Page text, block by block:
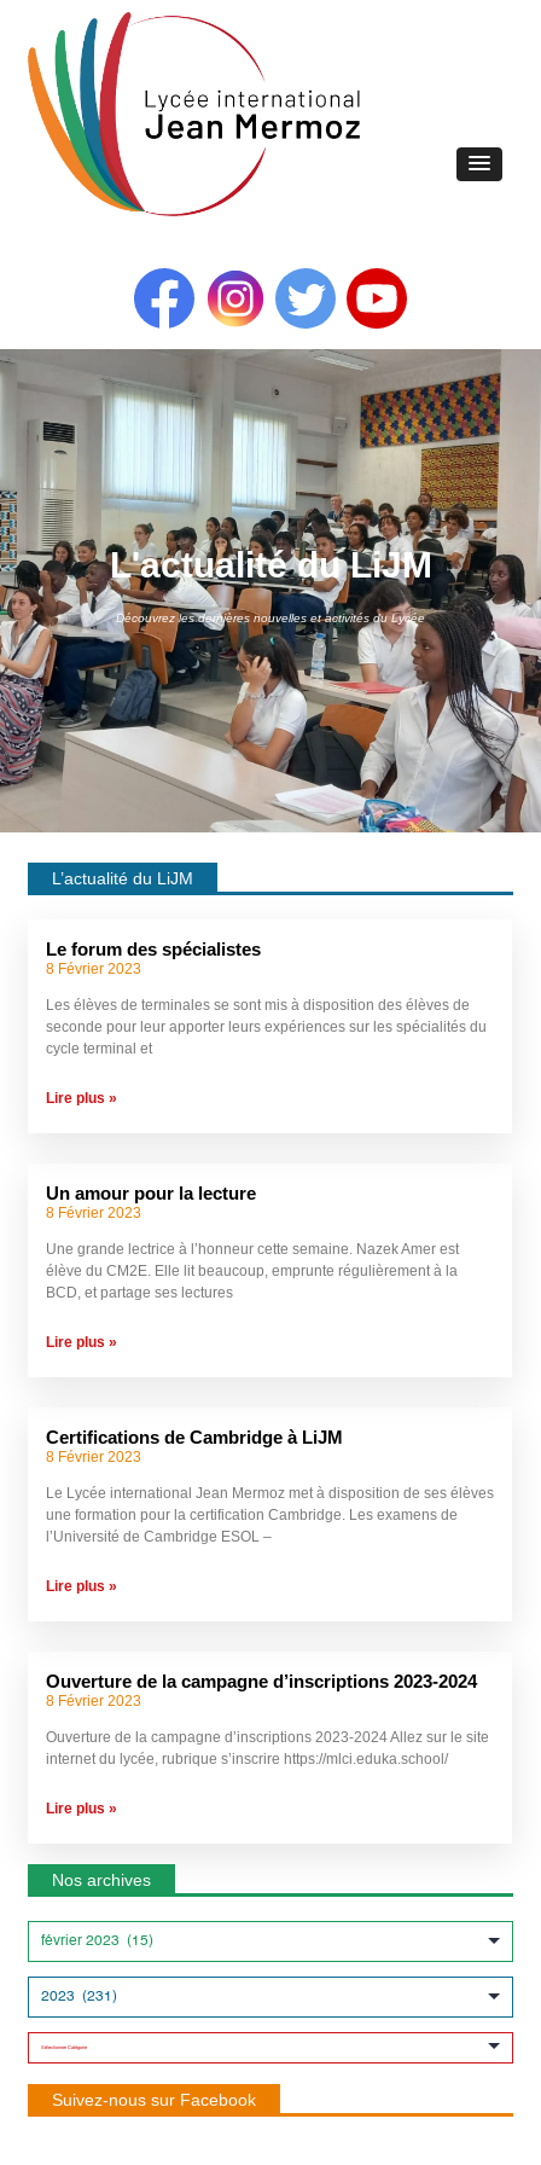
L'actualité du LiJM
Découvrez les dernières nouvelles et activités du Lycée
L’actualité du LiJM
Le forum des spécialistes
8 Février 2023
Les élèves de terminales se sont mis à disposition des élèves de
seconde pour leur apporter leurs expériences sur les spécialités du
cycle terminal et
Lire plus »
Un amour pour la lecture
8 Février 2023
Une grande lectrice à l’honneur cette semaine. Nazek Amer est
élève du CM2E. Elle lit beaucoup, emprunte régulièrement à la
BCD, et partage ses lectures
Lire plus »
Certifications de Cambridge à LiJM
8 Février 2023
Le Lycée international Jean Mermoz met à disposition de ses élèves
une formation pour la certification Cambridge. Les examens de
l’Université de Cambridge ESOL –
Lire plus »
Ouverture de la campagne d’inscriptions 2023-2024
8 Février 2023
Ouverture de la campagne d’inscriptions 2023-2024 Allez sur le site
internet du lycée, rubrique s’inscrire https://mlci.eduka.school/
Lire plus »
Nos archives
Suivez-nous sur Facebook